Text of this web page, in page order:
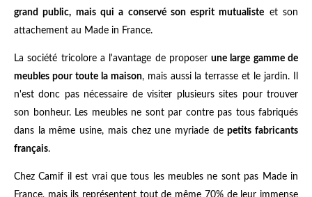
grand public, mais qui a conservé son esprit mutualiste et son
attachement au Made in France.
La société tricolore a l'avantage de proposerune large gamme de
meubles pour toute la maison, mais aussi la terrasse et le jardin. Il
n'est donc pas nécessaire de visiter plusieurs sites pour trouver
son bonheur. Les meubles ne sont par contre pas tous fabriqués
dans la même usine, mais chez une myriade depetits fabricants
français.
Chez Camif il est vrai que tous les meubles ne sont pas Made in
France, mais ils représentent tout de même 70% de leur immense